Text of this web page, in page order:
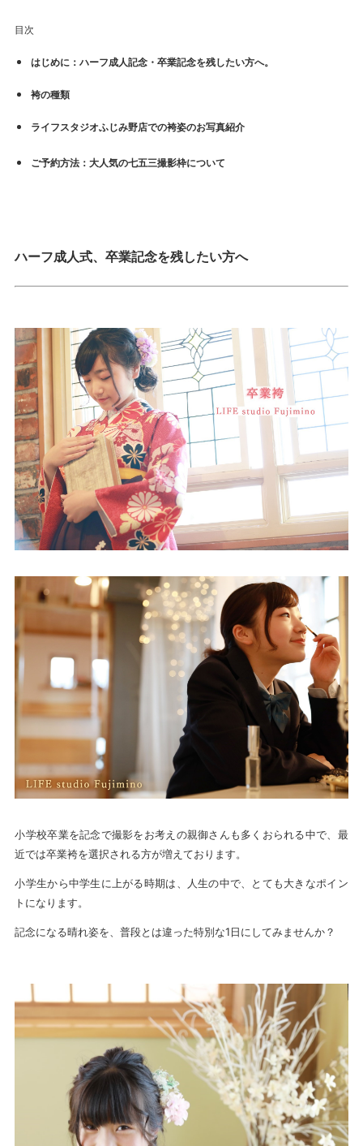
目次
はじめに：ハーフ成人記念・卒業記念を残したい方へ。
袴の種類
ライフスタジオふじみ野店での袴姿のお写真紹介
ご予約方法：大人気の七五三撮影枠について
ハーフ成人式、卒業記念を残したい方へ
小学校卒業を記念で撮影をお考えの親御さんも多くおられる中で、最
近では卒業袴を選択される方が増えております。
小学生から中学生に上がる時期は、人生の中で、とても大きなポイン
トになります。
記念になる晴れ姿を、普段とは違った特別な1日にしてみませんか？